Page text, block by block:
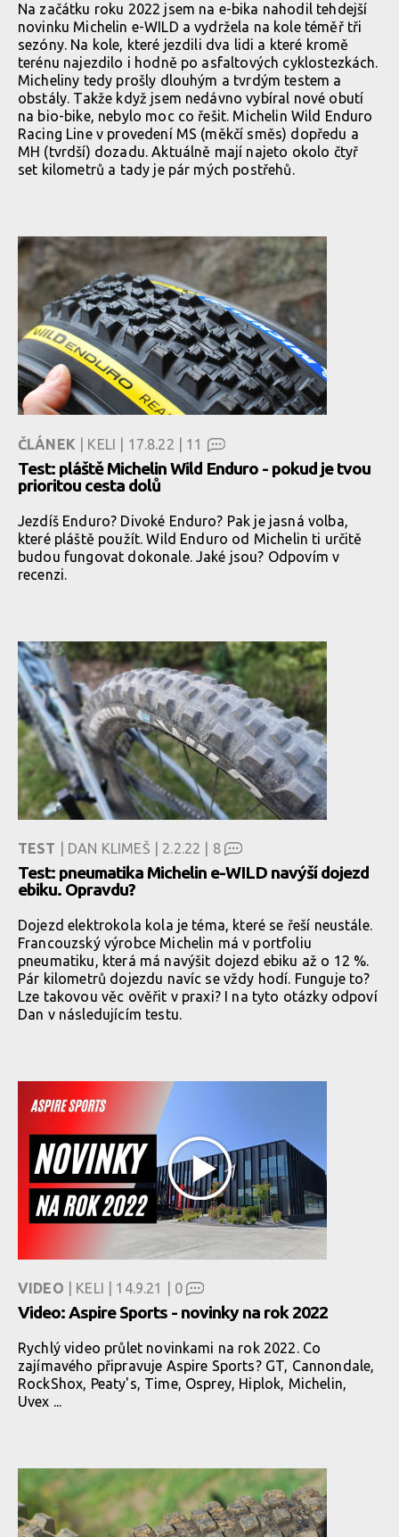
Na začátku roku 2022 jsem na e-bika nahodil tehdejší
novinku Michelin e-WILD a vydržela na kole téměř tři
sezóny. Na kole, které jezdili dva lidi a které kromě
terénu najezdilo i hodně po asfaltových cyklostezkách.
Micheliny tedy prošly dlouhým a tvrdým testem a
obstály. Takže když jsem nedávno vybíral nové obutí
na bio-bike, nebylo moc co řešit. Michelin Wild Enduro
Racing Line v provedení MS (měkčí směs) dopředu a
MH (tvrdší) dozadu. Aktuálně mají najeto okolo čtyř
set kilometrů a tady je pár mých postřehů.
ČLÁNEK | KELI | 17.8.22 | 11
Test: pláště Michelin Wild Enduro - pokud je tvou
prioritou cesta dolů
Jezdíš Enduro? Divoké Enduro? Pak je jasná volba,
které pláště použít. Wild Enduro od Michelin ti určitě
budou fungovat dokonale. Jaké jsou? Odpovím v
recenzi.
TEST | DAN KLIMEŠ | 2.2.22 | 8
Test: pneumatika Michelin e-WILD navýší dojezd
ebiku. Opravdu?
Dojezd elektrokola kola je téma, které se řeší neustále.
Francouzský výrobce Michelin má v portfoliu
pneumatiku, která má navýšit dojezd ebiku až o 12 %.
Pár kilometrů dojezdu navíc se vždy hodí. Funguje to?
Lze takovou věc ověřit v praxi? I na tyto otázky odpoví
Dan v následujícím testu.
VIDEO | KELI | 14.9.21 | 0
Video: Aspire Sports - novinky na rok 2022
Rychlý video průlet novinkami na rok 2022. Co
zajímavého připravuje Aspire Sports? GT, Cannondale,
RockShox, Peaty's, Time, Osprey, Hiplok, Michelin,
Uvex ...